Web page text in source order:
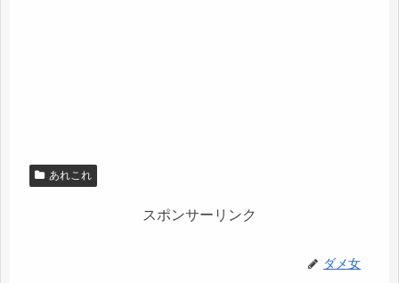
あれこれ
スポンサーリンク
ダメ女